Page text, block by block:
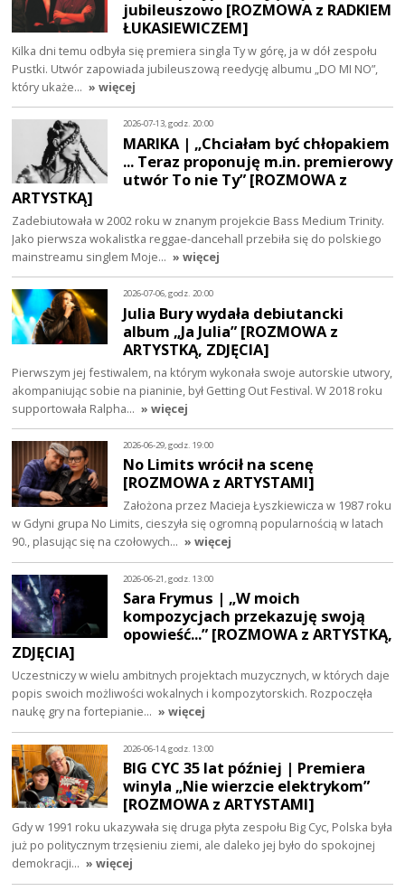
jubileuszowo [ROZMOWA z RADKIEM
ŁUKASIEWICZEM]
Kilka dni temu odbyła się premiera singla Ty w górę, ja w dół zespołu
Pustki. Utwór zapowiada jubileuszową reedycję albumu „DO MI NO”,
który ukaże… » więcej
2026-07-13, godz. 20:00
MARIKA | „Chciałam być chłopakiem
... Teraz proponuję m.in. premierowy
utwór To nie Ty” [ROZMOWA z
ARTYSTKĄ]
Zadebiutowała w 2002 roku w znanym projekcie Bass Medium Trinity.
Jako pierwsza wokalistka reggae-dancehall przebiła się do polskiego
mainstreamu singlem Moje… » więcej
2026-07-06, godz. 20:00
Julia Bury wydała debiutancki
album „Ja Julia” [ROZMOWA z
ARTYSTKĄ, ZDJĘCIA]
Pierwszym jej festiwalem, na którym wykonała swoje autorskie utwory,
akompaniując sobie na pianinie, był Getting Out Festival. W 2018 roku
supportowała Ralpha… » więcej
2026-06-29, godz. 19:00
No Limits wrócił na scenę
[ROZMOWA z ARTYSTAMI]
Założona przez Macieja Łyszkiewicza w 1987 roku
w Gdyni grupa No Limits, cieszyła się ogromną popularnością w latach
90., plasując się na czołowych… » więcej
2026-06-21, godz. 13:00
Sara Frymus | „W moich
kompozycjach przekazuję swoją
opowieść...” [ROZMOWA z ARTYSTKĄ,
ZDJĘCIA]
Uczestniczy w wielu ambitnych projektach muzycznych, w których daje
popis swoich możliwości wokalnych i kompozytorskich. Rozpoczęła
naukę gry na fortepianie… » więcej
2026-06-14, godz. 13:00
BIG CYC 35 lat później | Premiera
winyla „Nie wierzcie elektrykom”
[ROZMOWA z ARTYSTAMI]
Gdy w 1991 roku ukazywała się druga płyta zespołu Big Cyc, Polska była
już po politycznym trzęsieniu ziemi, ale daleko jej było do spokojnej
demokracji… » więcej